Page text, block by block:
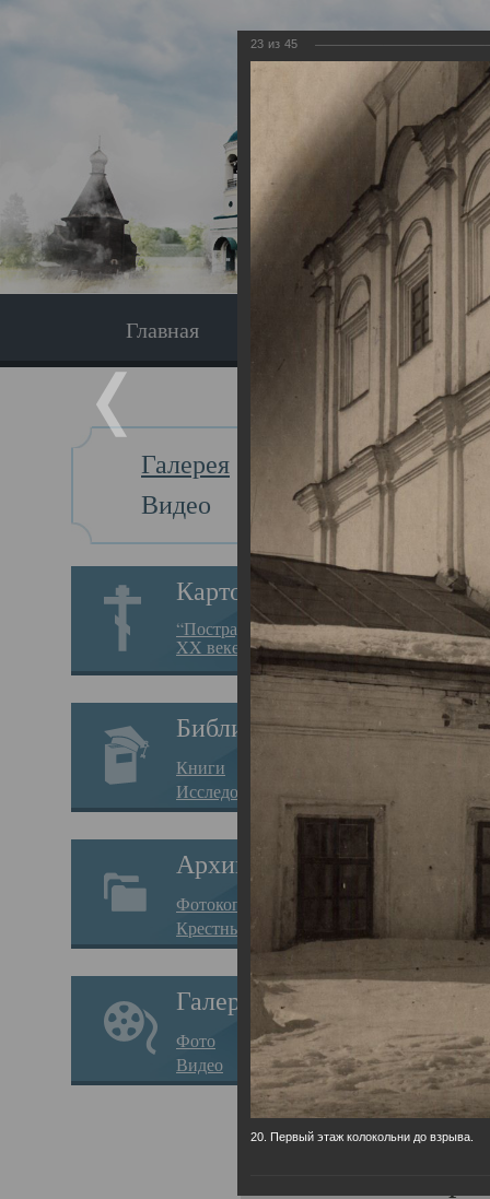
Главная Экскурсия
Галерея
Видео
Картотека
“Пострадавшие за веру в
XX веке на Севере”
Библиотека
Книги
Исследования
Архив
Фотокопии дел
Крестные ходы
Галерея
Фото
Видео
Главная
23 из 45
20. Первый этаж колокольни до взрыва.